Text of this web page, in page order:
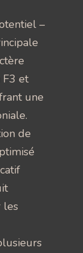
–
F3 et
une
de
les